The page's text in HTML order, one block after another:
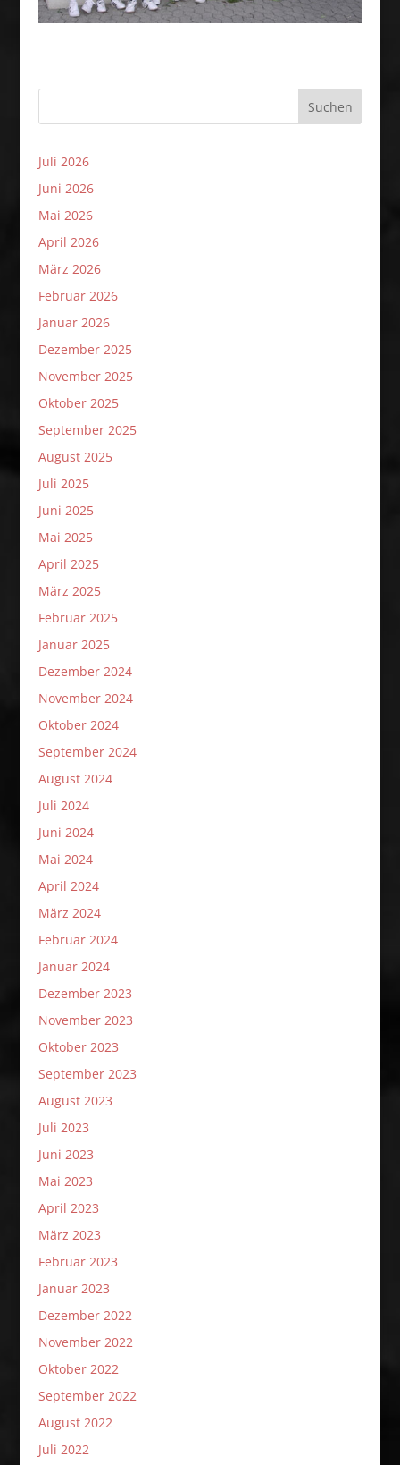
Suchen
Juli 2026
Juni 2026
Mai 2026
April 2026
März 2026
Februar 2026
Januar 2026
Dezember 2025
November 2025
Oktober 2025
September 2025
August 2025
Juli 2025
Juni 2025
Mai 2025
April 2025
März 2025
Februar 2025
Januar 2025
Dezember 2024
November 2024
Oktober 2024
September 2024
August 2024
Juli 2024
Juni 2024
Mai 2024
April 2024
März 2024
Februar 2024
Januar 2024
Dezember 2023
November 2023
Oktober 2023
September 2023
August 2023
Juli 2023
Juni 2023
Mai 2023
April 2023
März 2023
Februar 2023
Januar 2023
Dezember 2022
November 2022
Oktober 2022
September 2022
August 2022
Juli 2022